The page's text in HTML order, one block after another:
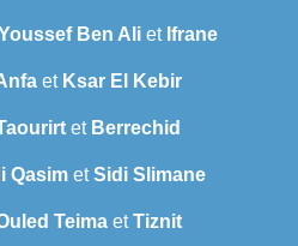
Ben Ali et Ifrane
et Ksar El Kebir
et Berrechid
QasimetSidi Slimane
TeimaetTiznit